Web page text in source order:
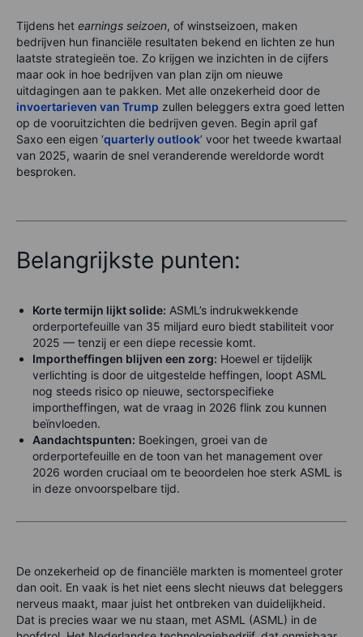
Tijdens het earnings seizoen, of winstseizoen, maken
bedrijven hun financiële resultaten bekend en lichten ze hun
laatste strategieën toe. Zo krijgen we inzichten in de cijfers
maar ook in hoe bedrijven van plan zijn om nieuwe
uitdagingen aan te pakken. Met alle onzekerheid door de
invoertarieven van Trump zullen beleggers extra goed letten
op de vooruitzichten die bedrijven geven. Begin april gaf
Saxo een eigen ‘quarterly outlook’ voor het tweede kwartaal
van 2025, waarin de snel veranderende wereldorde wordt
besproken.
Belangrijkste punten:
Korte termijn lijkt solide: ASML’s indrukwekkende
orderportefeuille van 35 miljard euro biedt stabiliteit voor
2025 — tenzij er een diepe recessie komt.
Importheffingen blijven een zorg: Hoewel er tijdelijk
verlichting is door de uitgestelde heffingen, loopt ASML
nog steeds risico op nieuwe, sectorspecifieke
importheffingen, wat de vraag in 2026 flink zou kunnen
beïnvloeden.
Aandachtspunten: Boekingen, groei van de
orderportefeuille en de toon van het management over
2026 worden cruciaal om te beoordelen hoe sterk ASML is
in deze onvoorspelbare tijd.
De onzekerheid op de financiële markten is momenteel groter
dan ooit. En vaak is het niet eens slecht nieuws dat beleggers
nerveus maakt, maar juist het ontbreken van duidelijkheid.
Dat is precies waar we nu staan, met ASML (ASML) in de